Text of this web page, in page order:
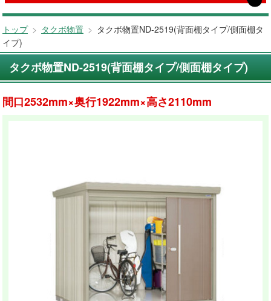
トップ > タクボ物置 > タクボ物置ND-2519(背面棚タイプ/側面棚タ
イプ)
タクボ物置ND-2519(背面棚タイプ/側面棚タイプ)
間口2532mm×奥行1922mm×高さ2110mm